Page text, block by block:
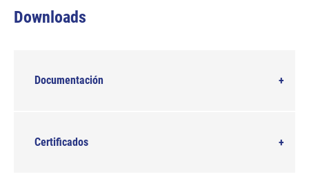
Downloads
Documentación
Certificados